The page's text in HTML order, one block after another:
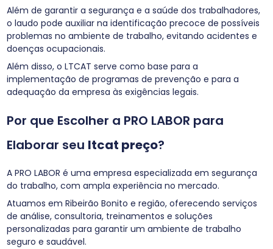
Além de garantir a segurança e a saúde dos trabalhadores,
o laudo pode auxiliar na identificação precoce de possíveis
problemas no ambiente de trabalho, evitando acidentes e
doenças ocupacionais.
Além disso, o LTCAT serve como base para a
implementação de programas de prevenção e para a
adequação da empresa às exigências legais.
Por que Escolher a PRO LABOR para
Elaborar seu ltcat preço?
A PRO LABOR é uma empresa especializada em segurança
do trabalho, com ampla experiência no mercado.
Atuamos em Ribeirão Bonito e região, oferecendo serviços
de análise, consultoria, treinamentos e soluções
personalizadas para garantir um ambiente de trabalho
seguro e saudável.